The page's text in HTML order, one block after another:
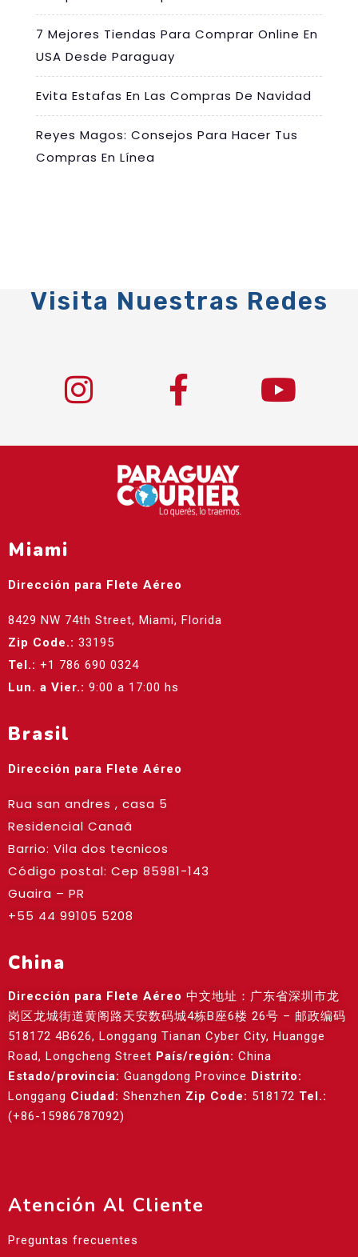
7 Mejores Tiendas Para Comprar Online En
USA Desde Paraguay
Evita Estafas En Las Compras De Navidad
Reyes Magos: Consejos Para Hacer Tus
Compras En Línea
Visita Nuestras Redes
Miami
Dirección para Flete Aéreo
8429 NW 74th Street, Miami, Florida
Zip Code.: 33195
Tel.: +1 786 690 0324
Lun. a Vier.: 9:00 a 17:00 hs
Brasil
Dirección para Flete Aéreo
Rua san andres , casa 5
Residencial Canaã
Barrio: Vila dos tecnicos
Código postal: Cep 85981-143
Guaira – PR
+55 44 99105 5208
China
Dirección para Flete Aéreo 中文地址：广东省深圳市龙
岗区龙城街道黄阁路天安数码城4栋B座6楼 26号 – 邮政编码
518172 4B626, Longgang Tianan Cyber City, Huangge
Road, Longcheng Street País/región: China
Estado/provincia: Guangdong Province Distrito:
Longgang Ciudad: Shenzhen Zip Code: 518172 Tel.:
(+86-15986787092)
Atención Al Cliente
Preguntas frecuentes